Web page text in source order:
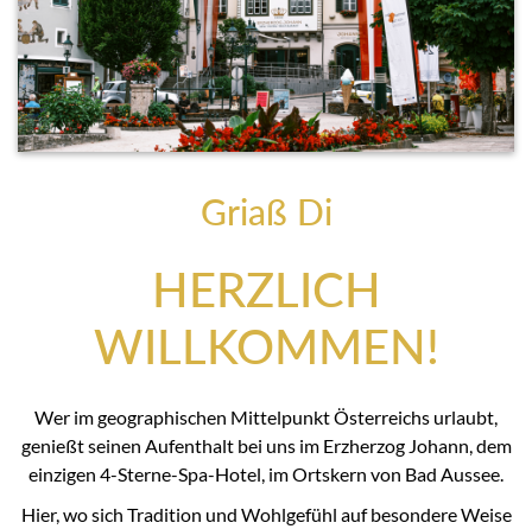
Griaß Di
HERZLICH
WILLKOMMEN!
Wer im geographischen Mittelpunkt Österreichs urlaubt,
genießt seinen Aufenthalt bei uns im Erzherzog Johann, dem
einzigen 4-Sterne-Spa-Hotel, im Ortskern von Bad Aussee.
Hier, wo sich Tradition und Wohlgefühl auf besondere Weise